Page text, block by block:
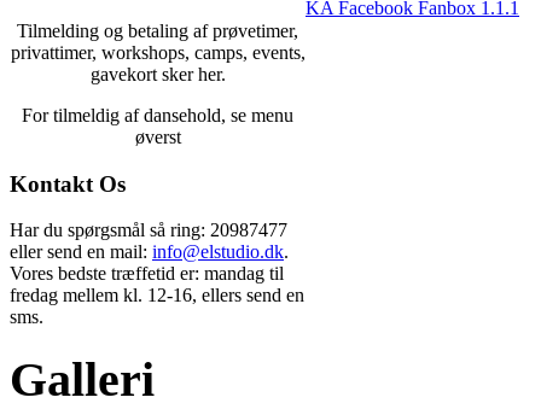
KA Facebook Fanbox 1.1.1
Tilmelding og betaling af prøvetimer,
privattimer, workshops, camps, events,
gavekort sker her.
For tilmeldig af dansehold, se menu
øverst
Kontakt Os
Har du spørgsmål så ring: 20987477
eller send en mail: info@elstudio.dk.
Vores bedste træffetid er: mandag til
fredag mellem kl. 12-16, ellers send en
sms.
Galleri